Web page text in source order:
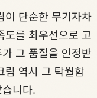
이 단순한 무기자차
도를 최우선으로 고
그 품질을 인정받
림 역시 그 탁월함
니다.